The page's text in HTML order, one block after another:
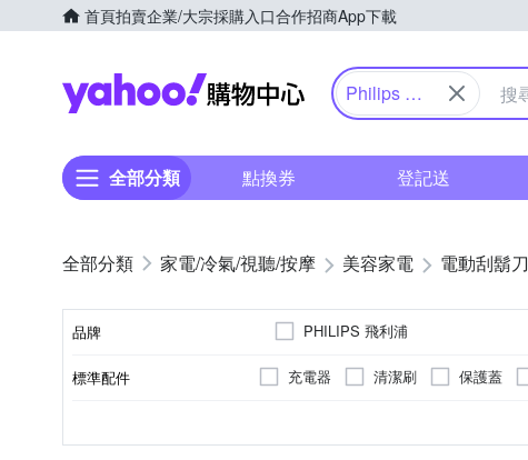
首頁拍賣企業/大宗採購入口合作招商App下載
Yahoo購物中心
Philips 飛
全部分類 點換券 登記送
家電/冷氣/視聽/按摩 美容家電 電動刮鬍刀
品牌 PHILIPS 飛利浦
標準配件 充電器 清潔刷 保護蓋